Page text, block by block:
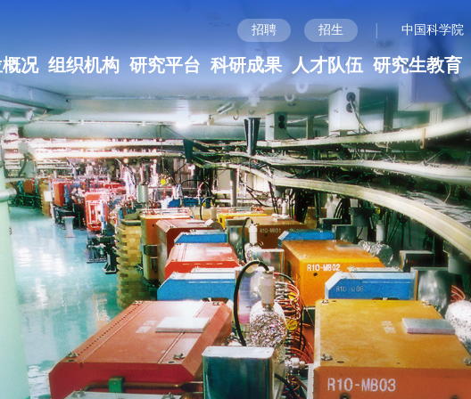
招聘 招生 | 中国科学院
况 组织机构 研究平台 科研成果 人才队伍 研究生教育